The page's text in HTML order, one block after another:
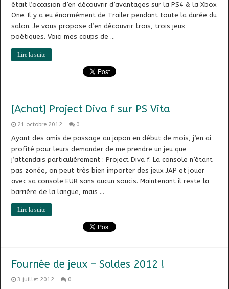
était l’occasion d’en découvrir d’avantages sur la PS4 & la Xbox
One. Il y a eu énormément de Trailer pendant toute la durée du
salon. Je vous propose d’en découvrir trois, trois jeux
poétiques. Voici mes coups de …
Lire la suite
[Achat] Project Diva f sur PS Vita
21 octobre 2012 0
Ayant des amis de passage au japon en début de mois, j’en ai
profité pour leurs demander de me prendre un jeu que
j’attendais particulièrement : Project Diva f. La console n’étant
pas zonée, on peut très bien importer des jeux JAP et jouer
avec sa console EUR sans aucun soucis. Maintenant il reste la
barrière de la langue, mais …
Lire la suite
Fournée de jeux – Soldes 2012 !
3 juillet 2012 0